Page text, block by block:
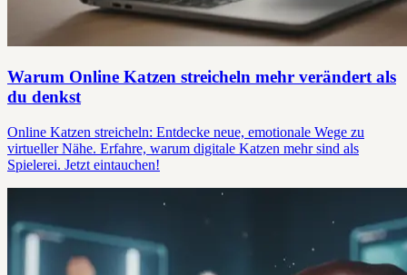
Warum Online Katzen streicheln mehr verändert als
du denkst
Online Katzen streicheln: Entdecke neue, emotionale Wege zu
virtueller Nähe. Erfahre, warum digitale Katzen mehr sind als
Spielerei. Jetzt eintauchen!